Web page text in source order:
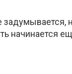
начинается